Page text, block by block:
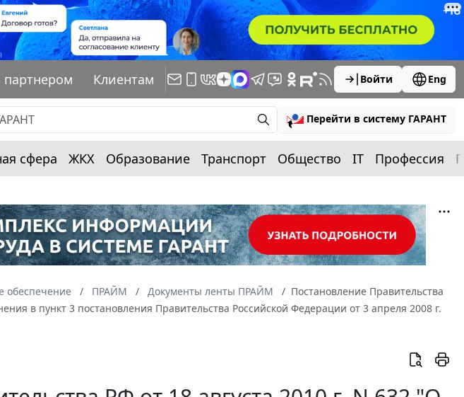
партнером Клиентам Войти Eng
Перейти в систему ГАРАНТ
сфера ЖКХ Образование Транспорт Общество IT Профессия
обеспечение ПРАЙМ Документы ленты ПРАЙМ
Постановление Правительства
в пункт 3 постановления Правительства Российской Федерации от 3 апреля 2008 г.